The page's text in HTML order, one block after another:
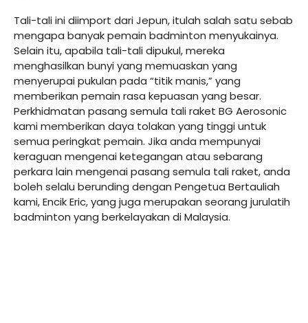
Tali-tali ini diimport dari Jepun, itulah salah satu sebab
mengapa banyak pemain badminton menyukainya.
Selain itu, apabila tali-tali dipukul, mereka
menghasilkan bunyi yang memuaskan yang
menyerupai pukulan pada “titik manis,” yang
memberikan pemain rasa kepuasan yang besar.
Perkhidmatan pasang semula tali raket BG Aerosonic
kami memberikan daya tolakan yang tinggi untuk
semua peringkat pemain. Jika anda mempunyai
keraguan mengenai ketegangan atau sebarang
perkara lain mengenai pasang semula tali raket, anda
boleh selalu berunding dengan Pengetua Bertauliah
kami, Encik Eric, yang juga merupakan seorang jurulatih
badminton yang berkelayakan di Malaysia.